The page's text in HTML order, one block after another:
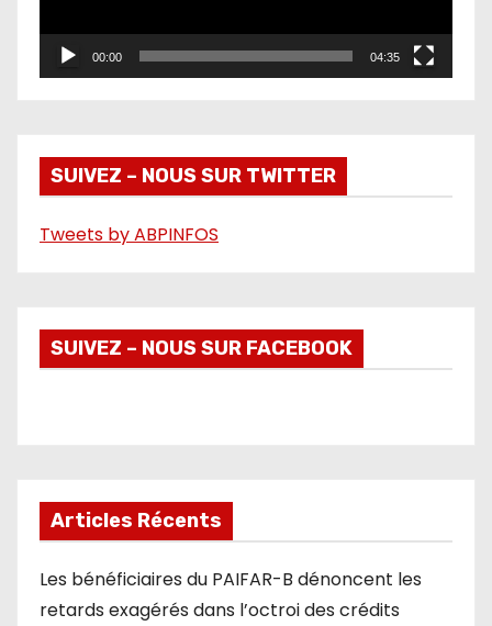
v
o
00:00 04:35
SUIVEZ – NOUS SUR TWITTER
Tweets by ABPINFOS
SUIVEZ – NOUS SUR FACEBOOK
Articles Récents
Les bénéficiaires du PAIFAR-B dénoncent les
retards exagérés dans l’octroi des crédits